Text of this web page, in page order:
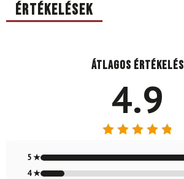
Értékelések
Átlagos értékelés
4.9
4.88/ 5
5 ★
4 ★